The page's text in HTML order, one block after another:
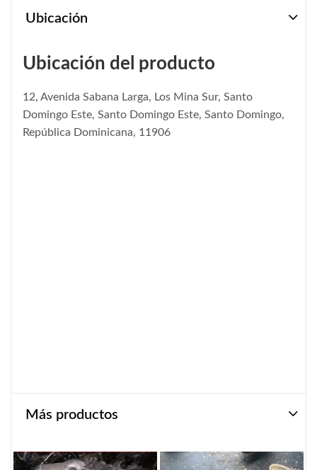
Ubicación
Ubicación del producto
12, Avenida Sabana Larga, Los Mina Sur, Santo
Domingo Este, Santo Domingo Este, Santo Domingo,
República Dominicana, 11906
Más productos